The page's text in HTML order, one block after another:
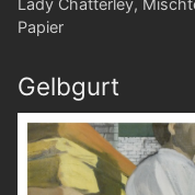
Papier
Gelbgurt